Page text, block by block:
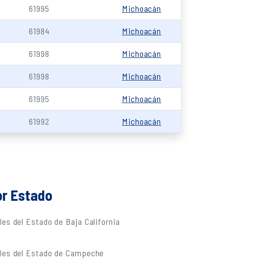
61995 Michoacán
61984 Michoacán
61998 Michoacán
61998 Michoacán
61995 Michoacán
61992 Michoacán
Estado
del Estado de Baja California
del Estado de Campeche